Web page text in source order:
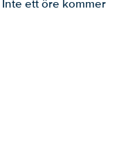
ett öre kommer